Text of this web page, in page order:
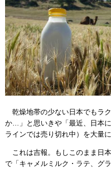
乾燥地帯の少ない日本でもラ
か…」と思いきや「最近、日本
ラインでは売り切れ中）を大量
これは吉報。もしこのまま日
で「キャメルミルク・ラテ、グ